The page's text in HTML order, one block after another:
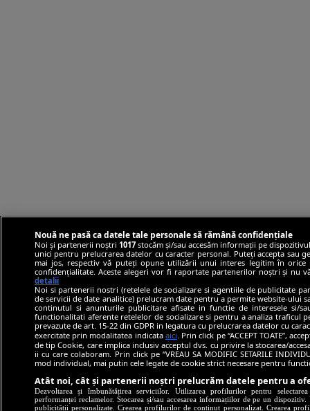
Nouă ne pasă ca datele tale personale să rămână confidențiale
Noi și partenerii noștri 1017stocăm și/sau accesăm informații pe
unici pentru prelucrarea datelor cu caracter personal. Puteți accepta sau
mai jos, respectiv vă puteți opune utilizării unui interes legitim în
confidențialitate. Aceste alegeri vor fi raportate partenerilor noștri și nu
detalii
Noi si partenerii nostri (retelele de socializare si agentiile de publicitate
de servicii de date analitice) prelucram date pentru a permite website-ului
continutul si anunturile publicitare afisate in functie de interesele si/
functionalitati aferente retelelor de socializare si pentru a analiza traficul
prevazute de art. 15-22 din GDPR in legatura cu prelucrarea datelor cu
exercitate prin modalitatea indicata aici . Prin click pe “ACCEPT TOATE”,
de tip Cookie, care implica inclusiv acceptul dvs. cu privire la stocarea/
ii cu care colaboram. Prin click pe “VREAU SA MODIFIC SETARILE
mod individual, mai putin cele legate de cookie strict necesare pentru
Atât noi, cât și partenerii noștri prelucrăm datele pentru a
Dezvoltarea și îmbunătățirea serviciilor. Utilizarea profilurilor pentru
performanței reclamelor. Stocarea și/sau accesarea informațiilor de pe un
publicității personalizate. Crearea profilurilor de conținut personalizat. Crearea